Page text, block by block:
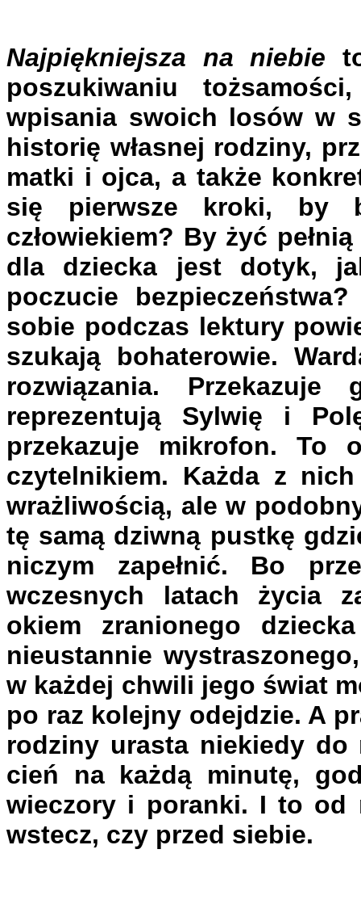
Najpiękniejsza na niebie
poszukiwaniu
wpisania swoich losów w
historię własnej rodziny,
matki i ojca, a także
się pierwsze kroki, by
człowiekiem? By żyć
dla dziecka jest dotyk,
poczucie
sobie podczas lektury
szukają bohaterowie.
rozwiązania.
reprezentują Sylwię i
przekazuje mikrofon. To
czytelnikiem. Każda z
wrażliwością, ale w
tę samą dziwną pustkę
niczym zapełnić. Bo
wczesnych latach życia
okiem zranionego
nieustannie
w każdej chwili jego świat
po raz kolejny odejdzie. A
rodziny urasta niekiedy
cień na każdą minutę,
wieczory i poranki. I to od
wstecz, czy przed siebie.